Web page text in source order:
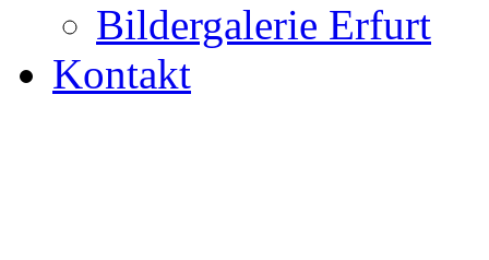
Bildergalerie Erfurt
Kontakt